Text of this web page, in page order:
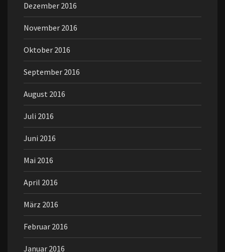
Dezember 2016
November 2016
Oktober 2016
September 2016
August 2016
Juli 2016
Juni 2016
Mai 2016
April 2016
März 2016
Februar 2016
Januar 2016